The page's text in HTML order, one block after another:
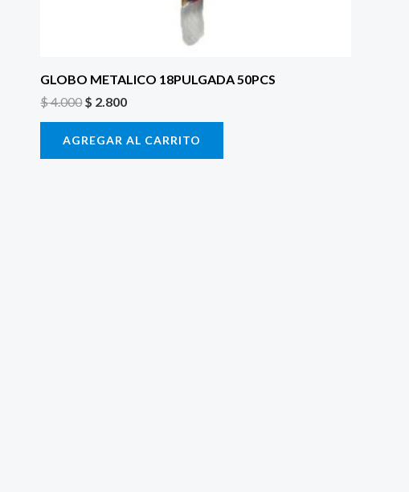
GLOBO METALICO 18PULGADA 50PCS
$4.000$ 2.800
AGREGAR AL CARRITO